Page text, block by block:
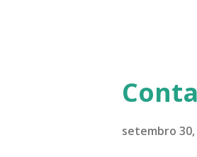
setembro 30,